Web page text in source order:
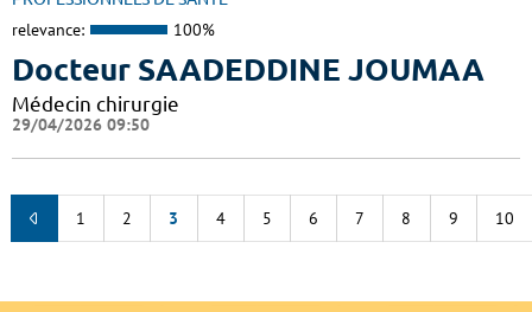
relevance: 100%
Docteur SAADEDDINE JOUMAA
Médecin chirurgie
29/04/2026 09:50
1 2 3 4 5 6 7 8 9 10